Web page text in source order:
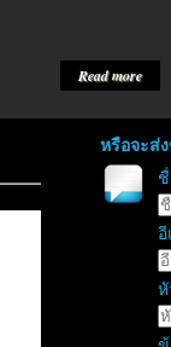
Read more
หรือจะส่
อี
หั